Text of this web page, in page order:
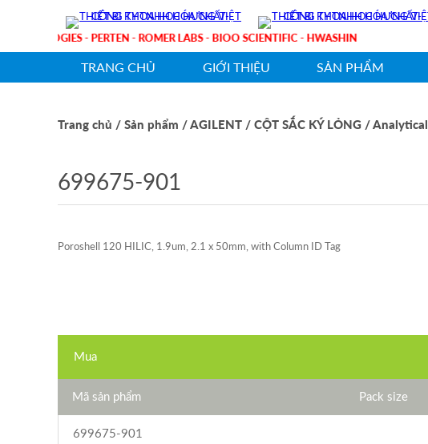
TECHNOLOGIES - PERTEN - ROMER LABS - BIOO SCIENTIFIC - HWASHIN
TRANG CHỦ GIỚI THIỆU SẢN PHẨM
Trang chủ / Sản phẩm / AGILENT / CỘT SẮC KÝ LỎNG / Analytical
699675-901
Poroshell 120 HILIC, 1.9um, 2.1 x 50mm, with Column ID Tag
Mua
Mã sản phẩm Pack size
699675-901